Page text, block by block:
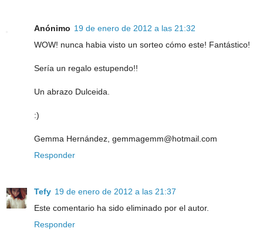
Anónimo 19 de enero de 2012 a las 21:32
WOW! nunca habia visto un sorteo cómo este! Fantástico!
Sería un regalo estupendo!!
Un abrazo Dulceida.
:)
Gemma Hernández, gemmagemm@hotmail.com
Responder
Tefy 19 de enero de 2012 a las 21:37
Este comentario ha sido eliminado por el autor.
Responder